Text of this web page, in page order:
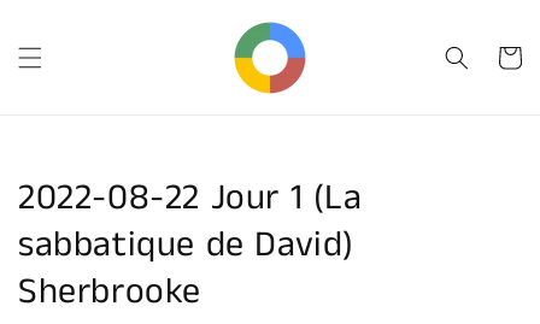
au
contenu
Panier
Collection:
2022-08-22 Jour 1 (La
sabbatique de David)
Sherbrooke